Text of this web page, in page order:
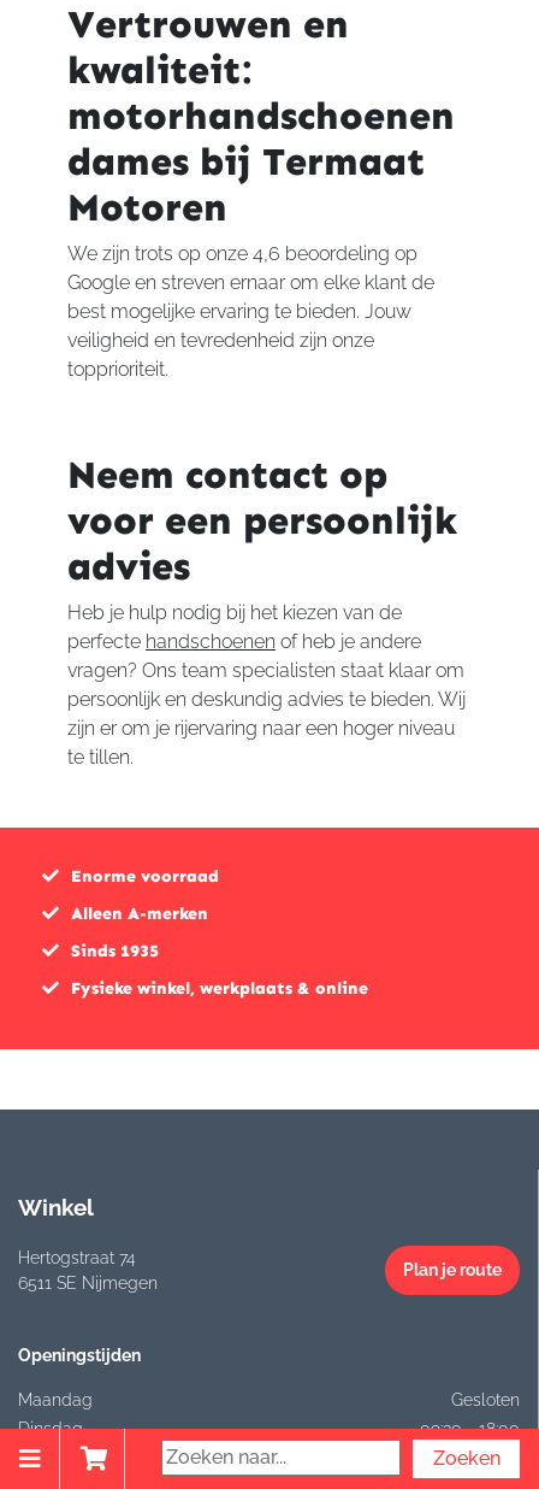
Vertrouwen en
kwaliteit:
motorhandschoenen
dames bij Termaat
Motoren
We zijn trots op onze 4,6 beoordeling op
Google en streven ernaar om elke klant de
best mogelijke ervaring te bieden. Jouw
veiligheid en tevredenheid zijn onze
topprioriteit.
Neem contact op
voor een persoonlijk
advies
Heb je hulp nodig bij het kiezen van de
perfecte handschoenen of heb je andere
vragen? Ons team specialisten staat klaar om
persoonlijk en deskundig advies te bieden. Wij
zijn er om je rijervaring naar een hoger niveau
te tillen.
Enorme voorraad
Alleen A-merken
Sinds 1935
Fysieke winkel, werkplaats & online
Winkel
Hertogstraat 74
6511 SE Nijmegen
Plan je route
Openingstijden
Maandag
Gesloten
Dinsdag
09:30 - 18:00
Woensdag
09:30 - 18:00